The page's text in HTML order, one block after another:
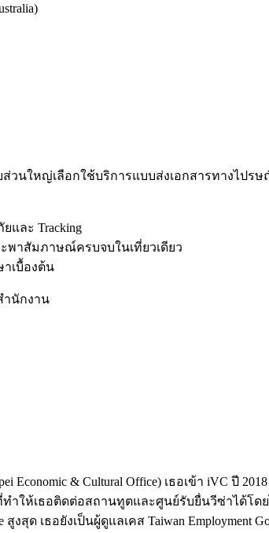
นใหญ่เลือกใช้บริการแบบส่งเอกสารทางไปรษ
และ Tracking
พาสัมภาษณ์ครบจบในเที่ยวเดียว
าเบื้องต้น
ำนักงาน
Economic & Cultural Office) เธอเข้า iVC ปี
ำให้เธอติดต่อสถานทูตและศูนย์รับยื่นวีซ่าได้โ
เธอยังเป็นผู้ดูแลเคส Taiwan Employment